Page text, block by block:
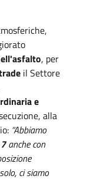
, per
il Settore
e
alla
“Abbiamo
anche con
ci siamo